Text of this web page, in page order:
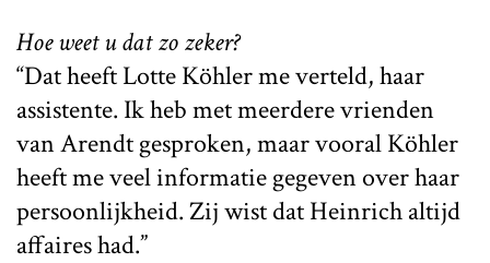
Hoe weet u dat zo zeker?
“Dat heeft Lotte Köhler me verteld, haar
assistente. Ik heb met meerdere vrienden
van Arendt gesproken, maar vooral Köhler
heeft me veel informatie gegeven over haar
persoonlijkheid. Zij wist dat Heinrich altijd
affaires had.”